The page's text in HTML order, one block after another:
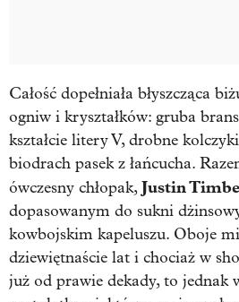
Całość dopełniała błyszcząca
ogniw i kryształków: gruba
kształcie litery V, drobne
biodrach pasek z łańcucha.
ówczesny chłopak,Justin
dopasowanym do sukni
kowbojskim kapeluszu. Oboje
dziewiętnaście lat i chociaż w
już od prawie dekady, to jednak